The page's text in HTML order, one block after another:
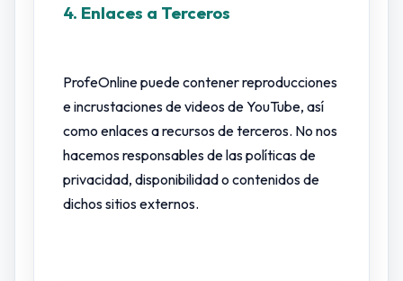
4. Enlaces a Terceros
ProfeOnline puede contener reproducciones
e incrustaciones de videos de YouTube, así
como enlaces a recursos de terceros. No nos
hacemos responsables de las políticas de
privacidad, disponibilidad o contenidos de
dichos sitios externos.